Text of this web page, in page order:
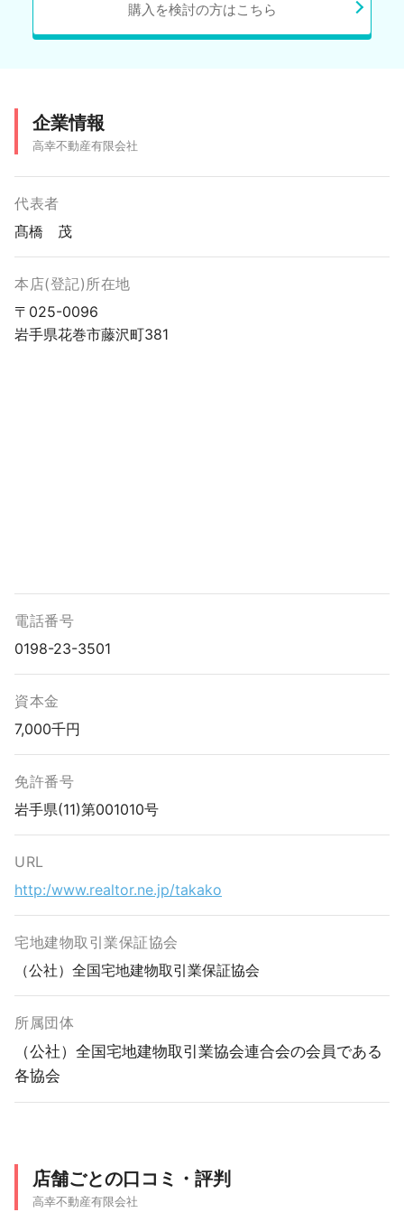
購入を検討の方はこちら
企業情報
高幸不動産有限会社
代表者
髙橋 茂
本店(登記)所在地
〒025-0096
岩手県花巻市藤沢町381
電話番号
0198-23-3501
資本金
7,000千円
免許番号
岩手県(11)第001010号
URL
http:/www.realtor.ne.jp/takako
宅地建物取引業保証協会
（公社）全国宅地建物取引業保証協会
所属団体
（公社）全国宅地建物取引業協会連合会の会員である
各協会
店舗ごとの口コミ・評判
高幸不動産有限会社